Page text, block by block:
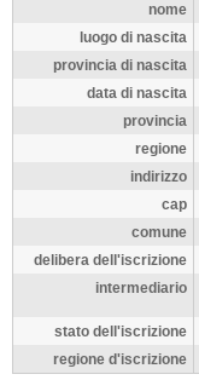
nome
luogo di nascita
provincia di nascita
data di nascita
provincia
regione
indirizzo
cap
comune
delibera dell'iscrizione
intermediario
stato dell'iscrizione
regione d'iscrizione